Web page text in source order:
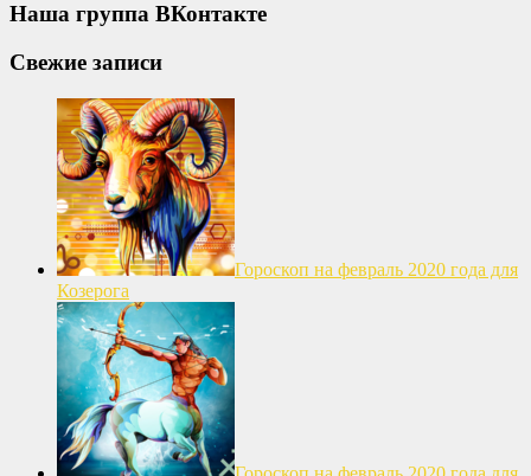
Наша группа ВКонтакте
Свежие записи
Гороскоп на февраль 2020 года для
Козерога